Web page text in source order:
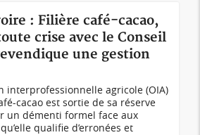
: Filière café-cacao,
crise avec le Conseil
une gestion
interprofessionnelle agricole (OIA)
cacao est sortie de sa réserve
un démenti formel face aux
qualifie d’erronées et